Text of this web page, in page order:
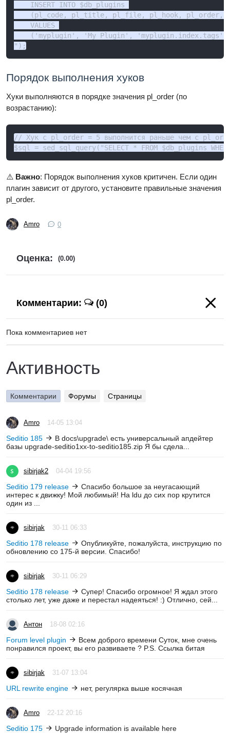
    INSERT INTO $db_plugins
(pl_code, pl_title, pl_file, pl_hook, pl_order,
    VALUES
('myplugin', 'My Plugin',
");
Порядок выполнения хуков
Хуки выполняются в порядке значения pl_order (по
возрастанию):
// Хук с pl_order = 5 выполнится раньше чем с
$sql = sed_sql_query("SELECT * FROM $db_plugins
⚠️ Важно: Порядок выполнения хуков критичен. Если один
плагин зависит от другого, установите правильные значения
pl_order.
Amro 0
Оценка: (0.00)
Комментарии: (0)
Пока комментариев нет
Активность
Комментарии Форумы Страницы
Amro 14-05 13:04
Seditio 185
В docs\upgrade\ есть универсальный апдейтер
базы upgrade-seditio1xx-to-seditio185.zip Я бы сдела...
sibirjak2 04-04 19:56
Seditio 179 release
Спасибо большое за неугасающий
интерес к движку! Мой любимый! На ldu до сих пор крутится
один из ...
sibirjak 30-11 06:33
Seditio 178 release
Опубликуйте, пожалуйста, инструкцию по
обновлению со 175-й версии. Спасибо!
sibirjak 30-11 06:29
Seditio 178 release
Супер! Спасибо огромное! Я ждал этого
столько лет, уже даже и перестал надеяться! :) Отлично, сей...
Антон 18-08 02:16
Forum level plugin
Всем доброго времени Суток, мне очень
понравился проект, вы его развиваете ? P.S. Ссылка битая
sibirjak 31-07 13:04
URL rewrite engine нет, регулярка выше косячная
Amro 22-12 20:16
Seditio 175 Upgrade information is available here